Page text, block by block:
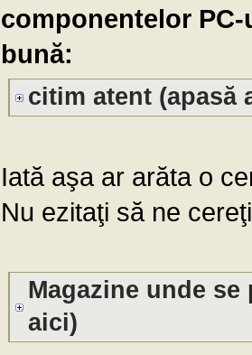
componentelor
bună:
citim atent (apasă
Iată aşa ar arăta o
Nu ezitaţi să ne
Magazine unde
aici)